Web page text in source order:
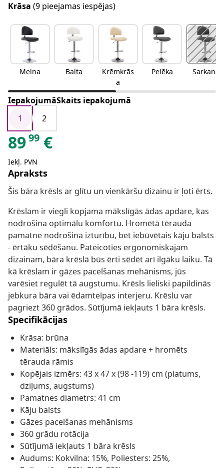
Krāsa (9 pieejamas iespējas)
Melna Balta
Krēmkrās
a
Pelēka Sarkana
IepakojumāSkaits iepakojumā
1
2
8999 €
Iekļ. PVN
Apraksts
Šis bāra krēsls ar glītu un vienkāršu dizainu ir ļoti ērts.
Krēslam ir viegli kopjama mākslīgās ādas apdare, kas
nodrošina optimālu komfortu. Hromētā tērauda
pamatne nodrošina izturību, bet iebūvētais kāju balsts
- ērtāku sēdēšanu. Pateicoties ergonomiskajam
dizainam, bāra krēslā būs ērti sēdēt arī ilgāku laiku. Tā
kā krēslam ir gāzes pacelšanas mehānisms, jūs
varēsiet regulēt tā augstumu. Krēsls lieliski papildinās
jebkura bāra vai ēdamtelpas interjeru. Krēslu var
pagriezt 360 grādos. Sūtījumā iekļauts 1 bāra krēsls.
Specifikācijas
Krāsa: brūna
Materiāls: mākslīgās ādas apdare + hromēts
tērauda rāmis
Kopējais izmērs: 43 x 47 x (98 -119) cm (platums,
dziļums, augstums)
Pamatnes diametrs: 41 cm
Kāju balsts
Gāzes pacelšanas mehānisms
360 grādu rotācija
Sūtījumā iekļauts 1 bāra krēsls
Audums: Kokvilna: 15%, Poliesters: 25%,